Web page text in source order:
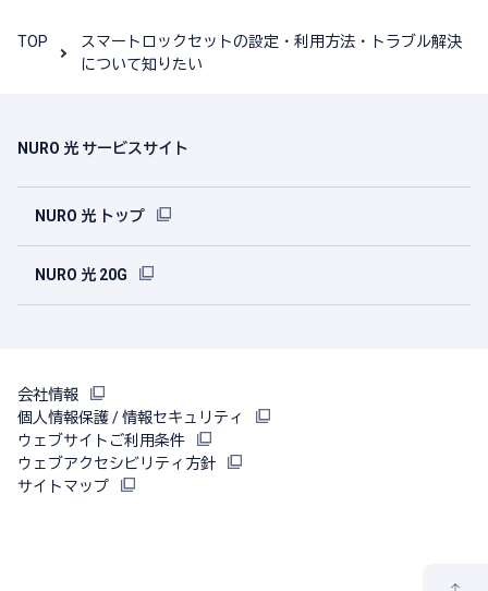
TOP
スマートロックセットの設定・利用方法・トラブル解決
について知りたい
NURO 光 サービスサイト
NURO 光 トップ
NURO 光 20G
会社情報
個人情報保護 / 情報セキュリティ
ウェブサイトご利用条件
ウェブアクセシビリティ方針
サイトマップ